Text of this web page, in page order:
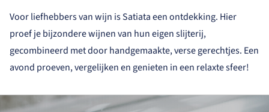
Voor liefhebbers van wijn is Satiata een ontdekking. Hier
proef je bijzondere wijnen van hun eigen slijterij,
gecombineerd met door handgemaakte, verse gerechtjes. Een
avond proeven, vergelijken en genieten in een relaxte sfeer!